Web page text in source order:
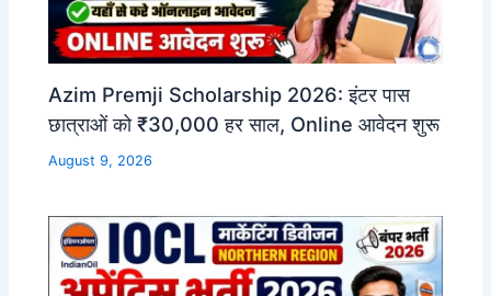
Azim Premji Scholarship 2026: इंटर पास
छात्राओं को ₹30,000 हर साल, Online आवेदन शुरू
August 9, 2026